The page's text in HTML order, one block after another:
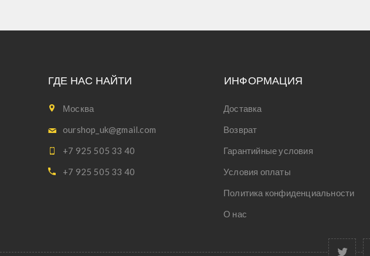
ГДЕ НАС НАЙТИ
Москва
ourshop_uk@gmail.com
+7 925 505 33 40
+7 925 505 33 40
ИНФОРМАЦИЯ
Доставка
Возврат
Гарантийные условия
Условия оплаты
Политика конфиденциальности
О нас